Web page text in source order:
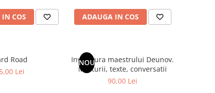
COS ADAUGA IN COS
Road
Lei
NOU
Invatatura maestrului Deunov.
Marturii, texte, conversatii
90,00 Lei